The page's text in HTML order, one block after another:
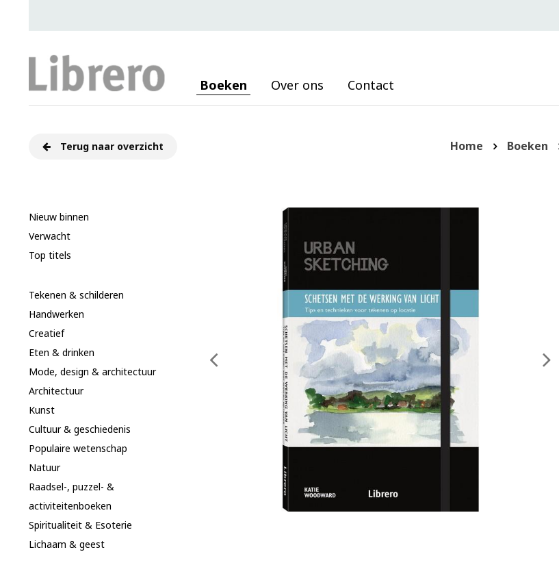
Boeken Over ons Contact
Terug naar overzicht Home Boeken
Nieuw binnen
Verwacht
Top titels
Tekenen & schilderen
Handwerken
Creatief
Eten & drinken
Mode, design & architectuur
Architectuur
Kunst
Cultuur & geschiedenis
Populaire wetenschap
Natuur
Raadsel-, puzzel- &
activiteitenboeken
Spiritualiteit & Esoterie
Lichaam & geest